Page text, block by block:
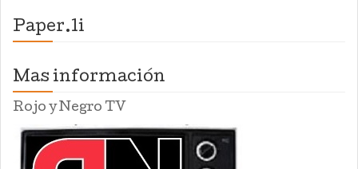
Paper.li
Mas información
Rojo y Negro TV